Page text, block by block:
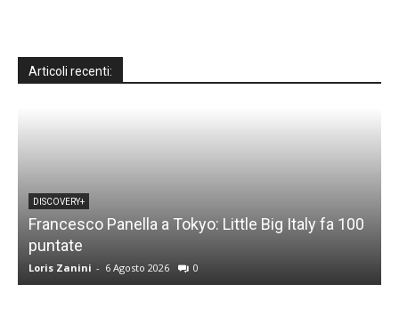
Articoli recenti:
DISCOVERY+
Francesco Panella a Tokyo: Little Big Italy fa 100
puntate
Loris Zanini - 6 Agosto 2026 0